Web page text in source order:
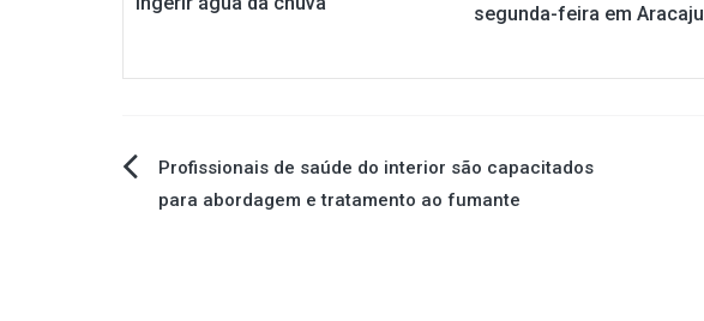
segunda-feira em Aracaju
Navegação
Profissionais de saúde do interior são capacitados
para abordagem e tratamento ao fumante